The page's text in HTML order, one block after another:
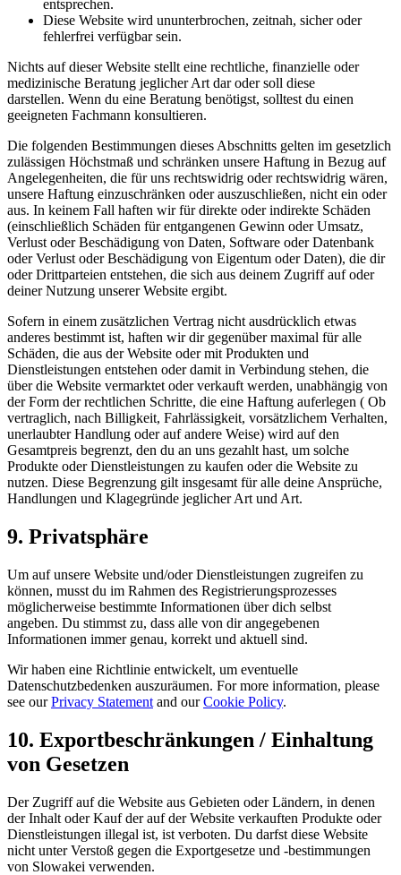
entsprechen.
Diese Website wird ununterbrochen, zeitnah, sicher oder
fehlerfrei verfügbar sein.
Nichts auf dieser Website stellt eine rechtliche, finanzielle oder
medizinische Beratung jeglicher Art dar oder soll diese
darstellen. Wenn du eine Beratung benötigst, solltest du einen
geeigneten Fachmann konsultieren.
Die folgenden Bestimmungen dieses Abschnitts gelten im gesetzlich
zulässigen Höchstmaß und schränken unsere Haftung in Bezug auf
Angelegenheiten, die für uns rechtswidrig oder rechtswidrig wären,
unsere Haftung einzuschränken oder auszuschließen, nicht ein oder
aus. In keinem Fall haften wir für direkte oder indirekte Schäden
(einschließlich Schäden für entgangenen Gewinn oder Umsatz,
Verlust oder Beschädigung von Daten, Software oder Datenbank
oder Verlust oder Beschädigung von Eigentum oder Daten), die dir
oder Drittparteien entstehen, die sich aus deinem Zugriff auf oder
deiner Nutzung unserer Website ergibt.
Sofern in einem zusätzlichen Vertrag nicht ausdrücklich etwas
anderes bestimmt ist, haften wir dir gegenüber maximal für alle
Schäden, die aus der Website oder mit Produkten und
Dienstleistungen entstehen oder damit in Verbindung stehen, die
über die Website vermarktet oder verkauft werden, unabhängig von
der Form der rechtlichen Schritte, die eine Haftung auferlegen ( Ob
vertraglich, nach Billigkeit, Fahrlässigkeit, vorsätzlichem Verhalten,
unerlaubter Handlung oder auf andere Weise) wird auf den
Gesamtpreis begrenzt, den du an uns gezahlt hast, um solche
Produkte oder Dienstleistungen zu kaufen oder die Website zu
nutzen. Diese Begrenzung gilt insgesamt für alle deine Ansprüche,
Handlungen und Klagegründe jeglicher Art und Art.
9. Privatsphäre
Um auf unsere Website und/oder Dienstleistungen zugreifen zu
können, musst du im Rahmen des Registrierungsprozesses
möglicherweise bestimmte Informationen über dich selbst
angeben. Du stimmst zu, dass alle von dir angegebenen
Informationen immer genau, korrekt und aktuell sind.
Wir haben eine Richtlinie entwickelt, um eventuelle
Datenschutzbedenken auszuräumen. For more information, please
see ourPrivacy Statement and ourCookie Policy.
10. Exportbeschränkungen / Einhaltung
von Gesetzen
Der Zugriff auf die Website aus Gebieten oder Ländern, in denen
der Inhalt oder Kauf der auf der Website verkauften Produkte oder
Dienstleistungen illegal ist, ist verboten. Du darfst diese Website
nicht unter Verstoß gegen die Exportgesetze und -bestimmungen
von Slowakei verwenden.